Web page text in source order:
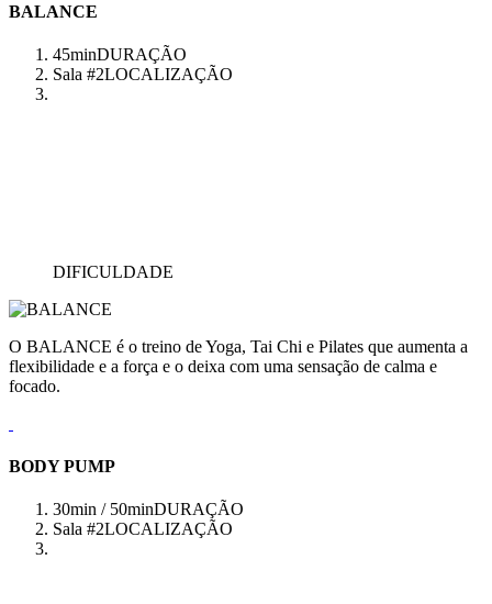
BALANCE
45minDURAÇÃO
Sala #2LOCALIZAÇÃO
DIFICULDADE
O BALANCE é o treino de Yoga, Tai Chi e Pilates que aumenta a
flexibilidade e a força e o deixa com uma sensação de calma e
focado.
BODY PUMP
30min / 50minDURAÇÃO
Sala #2LOCALIZAÇÃO